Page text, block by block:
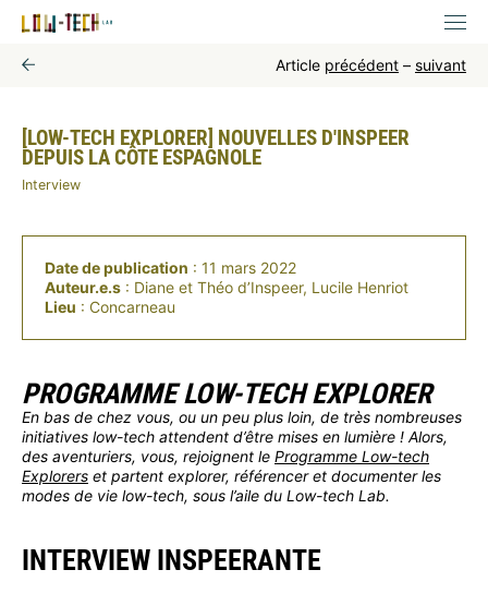
Article précédent – suivant
[LOW-TECH EXPLORER] NOUVELLES D'INSPEER
DEPUIS LA CÔTE ESPAGNOLE
Interview
Date de publication : 11 mars 2022
Auteur.e.s : Diane et Théo d’Inspeer, Lucile Henriot
Lieu : Concarneau
PROGRAMME LOW-TECH EXPLORER
En bas de chez vous, ou un peu plus loin, de très nombreuses
initiatives low-tech attendent d’être mises en lumière ! Alors,
des aventuriers, vous, rejoignent le Programme Low-tech
Explorers et partent explorer, référencer et documenter les
modes de vie low-tech, sous l’aile du Low-tech Lab.
INTERVIEW INSPEERANTE